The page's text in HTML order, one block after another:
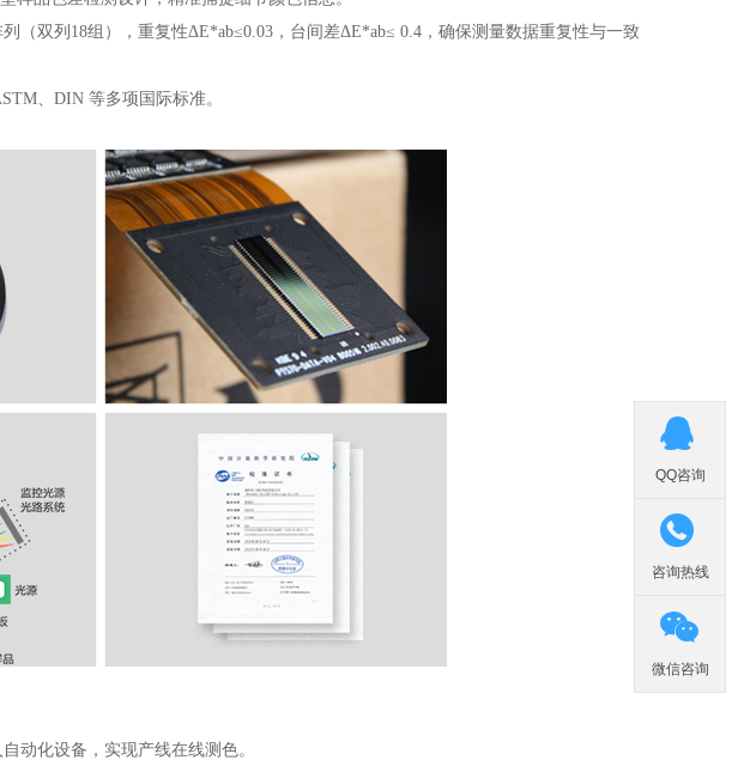

QQ咨询

咨询热线

微信咨询
（双列18组），重复性ΔE*ab≤0.03，台间差ΔE*ab≤ 0.4，确保测量数据重复性与一致
、DIN 等多项国际标准。
动化设备，实现产线在线测色。